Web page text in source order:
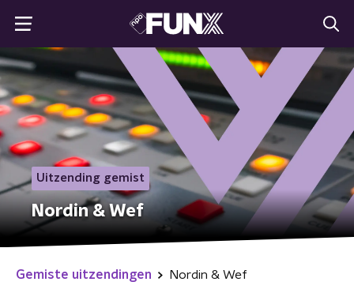
Uitzending gemist
Nordin & Wef
Gemiste uitzendingen Nordin & Wef